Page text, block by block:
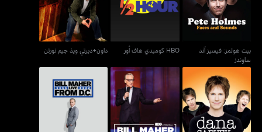
بيت هولمز: فيسيز آند
ساوندز
HBO كوميدي هاف أور داون+ديرتي ويذ جيم نورتن
دانا كارفي: سكواتينغ مونكيز
تيل نو لايز
بيل ماهر: #أدلتينغ
بيل ماهر: لايف فروم دي.
سي.